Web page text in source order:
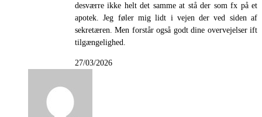
desværre ikke helt det samme at stå der som fx på et
apotek. Jeg føler mig lidt i vejen der ved siden af
sekretæren. Men forstår også godt dine overvejelser ift
tilgængelighed.
27/03/2026